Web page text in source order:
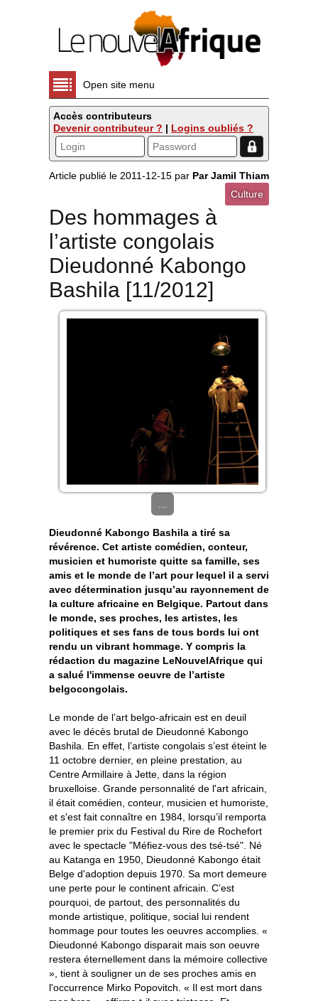
Open site menu
Accès contributeurs
Devenir contributeur ? | Logins oubliés ?
Article publié le 2011-12-15 par Par Jamil Thiam
Culture
Des hommages à
l’artiste congolais
Dieudonné Kabongo
Bashila [11/2012]
Dieudonné Kabongo Bashila a tiré sa
révérence. Cet artiste comédien, conteur,
musicien et humoriste quitte sa famille, ses
amis et le monde de l’art pour lequel il a servi
avec détermination jusqu’au rayonnement de
la culture africaine en Belgique. Partout dans
le monde, ses proches, les artistes, les
politiques et ses fans de tous bords lui ont
rendu un vibrant hommage. Y compris la
rédaction du magazine LeNouvelAfrique qui
a salué l'immense oeuvre de l’artiste
belgocongolais.
Le monde de l’art belgo-africain est en deuil
avec le décès brutal de Dieudonné Kabongo
Bashila. En effet, l’artiste congolais s’est éteint le
11 octobre dernier, en pleine prestation, au
Centre Armillaire à Jette, dans la région
bruxelloise. Grande personnalité de l'art africain,
il était comédien, conteur, musicien et humoriste,
et s'est fait connaître en 1984, lorsqu’il remporta
le premier prix du Festival du Rire de Rochefort
avec le spectacle "Méfiez-vous des tsé-tsé". Né
au Katanga en 1950, Dieudonné Kabongo était
Belge d'adoption depuis 1970. Sa mort demeure
une perte pour le continent africain. C’est
pourquoi, de partout, des personnalités du
monde artistique, politique, social lui rendent
hommage pour toutes les oeuvres accomplies. «
Dieudonné Kabongo disparait mais son oeuvre
restera éternellement dans la mémoire collective
», tient à souligner un de ses proches amis en
l'occurrence Mirko Popovitch. « Il est mort dans